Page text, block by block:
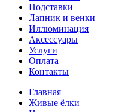
Подставки
Лапник и венки
Иллюминация
Аксессуары
Услуги
Оплата
Контакты
Главная
Живые ёлки